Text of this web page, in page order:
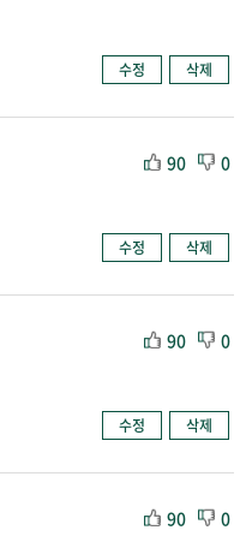
수정 삭제
90
0
수정 삭제
90
0
수정 삭제
90
0